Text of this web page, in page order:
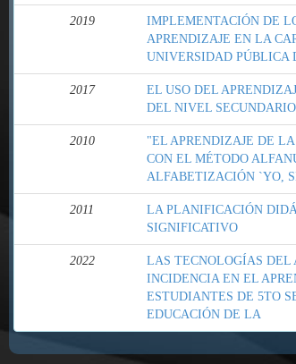
2019
IMPLEMENTACIÓN DE
APRENDIZAJE EN LA
UNIVERSIDAD PÚBLICA
2017
EL USO DEL
DEL NIVEL SECUNDARIO
2010
"EL APRENDIZAJE DE
CON EL MÉTODO
ALFABETIZACIÓN `YO,
2011
LA PLANIFICACIÓN
SIGNIFICATIVO
2022
LAS TECNOLOGÍAS DEL
INCIDENCIA EN EL
ESTUDIANTES DE 5TO
EDUCACIÓN DE LA